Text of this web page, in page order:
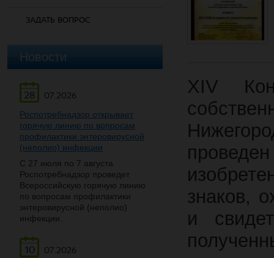
ЗАДАТЬ ВОПРОС
Новости
28
07.2026
Роспотребнадзор открывает
горячую линию по вопросам
профилактики энтеровирусной
(неполио) инфекции
С 27 июля по 7 августа
Роспотребнадзор проведет
Всероссийскую горячую линию
по вопросам профилактики
энтеровирусной (неполио)
инфекции.
10
07.2026
XIV
знаков,
и